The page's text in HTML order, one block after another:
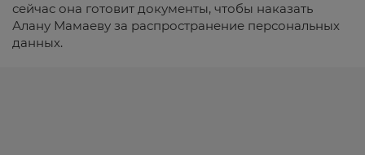
сейчас она готовит документы, чтобы наказать
Алану Мамаеву за распространение персональных
данных.